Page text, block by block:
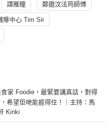
譚雁瞳 鄭遨汶法筠師傅
導中心 Tim Sir
家 Foodie，最緊要講真話，對得
希望佢哋能捱得住！｜主持：馬
Kinki